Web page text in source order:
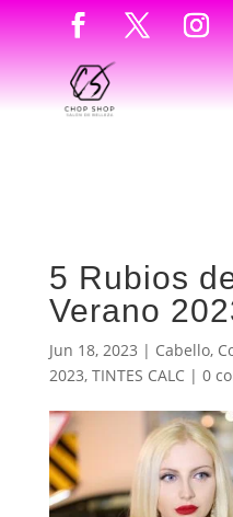
5 Rubios
Verano
Jun 18, 2023 | Cabello,
2023, TINTES CALC| 0